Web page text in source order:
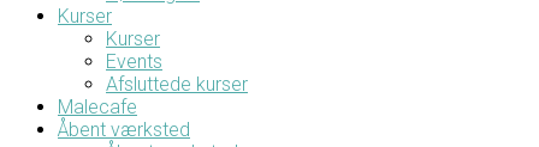
Kurser
Kurser
Events
Afsluttede kurser
Malecafe
Åbent værksted